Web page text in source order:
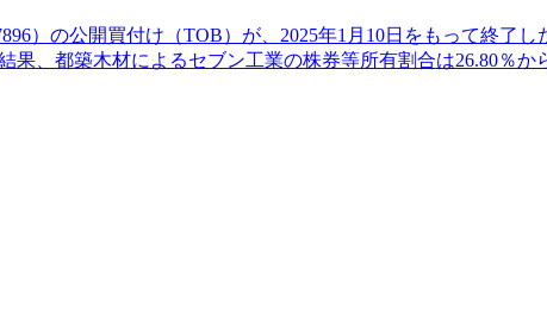
）の公開買付け（TOB）が、2025年1月10日をもって終了
、都築木材によるセブン工業の株券等所有割合は26.80％か